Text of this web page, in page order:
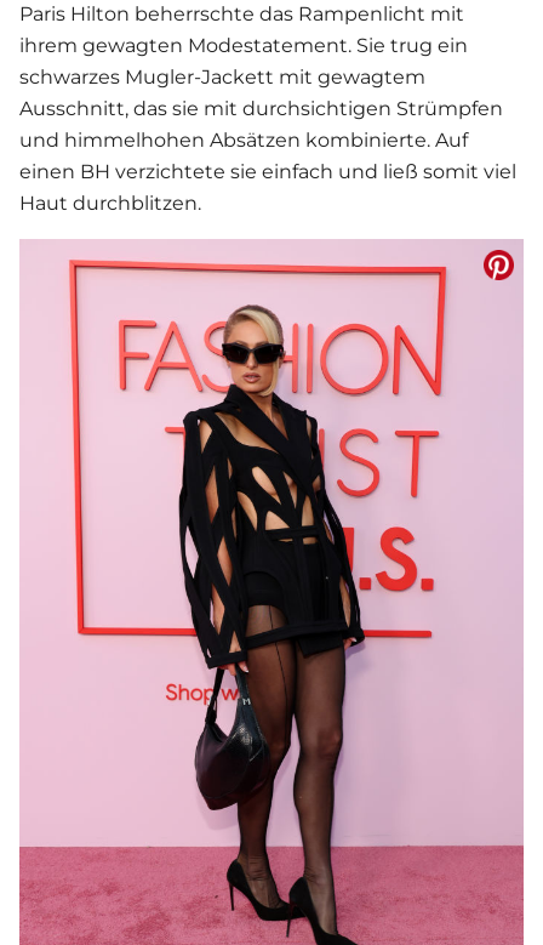
Paris Hilton beherrschte das Rampenlicht mit
ihrem gewagten Modestatement. Sie trug ein
schwarzes Mugler-Jackett mit gewagtem
Ausschnitt, das sie mit durchsichtigen Strümpfen
und himmelhohen Absätzen kombinierte. Auf
einen BH verzichtete sie einfach und ließ somit viel
Haut durchblitzen.